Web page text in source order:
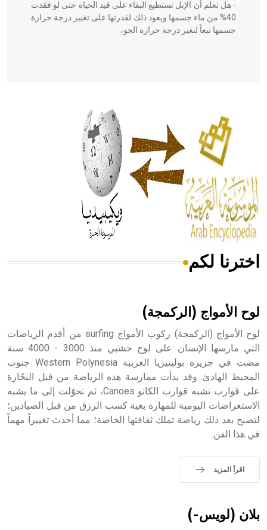
- هل تعلم أن الإبل تستطيع البقاء على قيد الحياة حتى لو فقدت
40% من ماء جسمها ويعود ذلك لقدرتها على تغيير درجة حرارة
جسمها تبعاً لتغير درجة حرارة الجو،
الحكم، الأدلة، تنظيم التغذية، ورسالته في جروح الرأس. ويعود
له الفضل بأنه حرر الطب من الدين والفلسفة.
- هل تعلم أن المرجان إفراز حيواني يتكون في البحر ويتركب
من مادة كربونات الكلسيوم، وهو أحمر أو شديد الحمرة وهو
أجود أنواعه، ويمتاز بكبر الحجم ويسمى الش
هل تعلم أن الأبسيد كلمة فرنسية اللفظ تم اعتمادها مصطلحاً
- هل تعلم أن أبجر Abgar اسم معروف جيداً يعود إلى عدد من
الملوك الذين حكموا مدينة إديسا (الرها) من أبجر الأول وحتى
التاسع، وهم ينتسبون إلى أسرة أوسروين
sign تكتب منفصلة غير متصلة، وتعتمد المبدأ الأكوروفوني،
اخترنا لكم
لوح الأمواج (الركمجة)
لوح الأمواج (الركمجة) ركوب الأمواج surfing من أقدم الرياضات
التي مارسها الإنسان على لوح خشبي منذ 3000 - 4000 سنة
مضت في جزيرة بولينيزيا الغربية Western Polynesia جنوب
المحيط الهادئ. وقد بدأت ممارسة هذه الرياضة من قبل البحّارة
على قوارب تشبه قوارب الكانو Canoes، ثم تحوّلت إلى ما يشبه
الاستعراضات اليومية للمهارة بغية كسب الرزق من قبل الصيادين؛
لتصبح بعد ذلك رياضة تملك ثقافتها الخاصة؛ مما أحدث تغييراً مهماً
في هذا الفن.
اقرأ المزيد
بلان (لويس-)